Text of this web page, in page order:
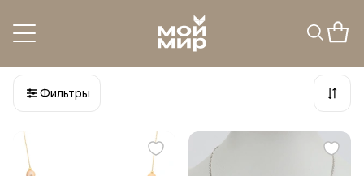
Колье и ожерелья серебро
Фильтры